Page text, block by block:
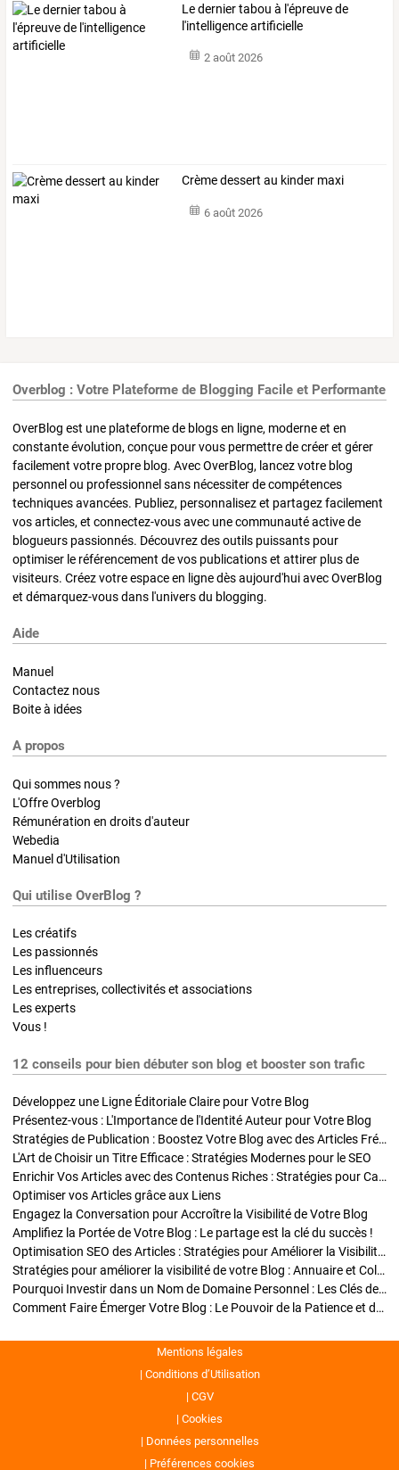
Le dernier tabou à l'épreuve de
l'intelligence artificielle
2 août 2026
Crème dessert au kinder maxi
6 août 2026
Overblog : Votre Plateforme de Blogging Facile et Performante
OverBlog est une plateforme de blogs en ligne, moderne et en
constante évolution, conçue pour vous permettre de créer et gérer
facilement votre propre blog. Avec OverBlog, lancez votre blog
personnel ou professionnel sans nécessiter de compétences
techniques avancées. Publiez, personnalisez et partagez facilement
vos articles, et connectez-vous avec une communauté active de
blogueurs passionnés. Découvrez des outils puissants pour
optimiser le référencement de vos publications et attirer plus de
visiteurs. Créez votre espace en ligne dès aujourd'hui avec OverBlog
et démarquez-vous dans l'univers du blogging.
Aide
Manuel
Contactez nous
Boite à idées
A propos
Qui sommes nous ?
L'Offre Overblog
Rémunération en droits d'auteur
Webedia
Manuel d'Utilisation
Qui utilise OverBlog ?
Les créatifs
Les passionnés
Les influenceurs
Les entreprises, collectivités et associations
Les experts
Vous !
12 conseils pour bien débuter son blog et booster son trafic
Développez une Ligne Éditoriale Claire pour Votre Blog
Présentez-vous : L'Importance de l'Identité Auteur pour Votre Blog
Stratégies de Publication : Boostez Votre Blog avec des Articles Fréquents et Exclusifs
L'Art de Choisir un Titre Efficace : Stratégies Modernes pour le SEO
Enrichir Vos Articles avec des Contenus Riches : Stratégies pour Captiver et Optimiser
Optimiser vos Articles grâce aux Liens
Engagez la Conversation pour Accroître la Visibilité de Votre Blog
Amplifiez la Portée de Votre Blog : Le partage est la clé du succès !
Optimisation SEO des Articles : Stratégies pour Améliorer la Visibilité de Votre Blog
Stratégies pour améliorer la visibilité de votre Blog : Annuaire et Collaborations
Pourquoi Investir dans un Nom de Domaine Personnel : Les Clés de la Réussite de Votre Blog
Comment Faire Émerger Votre Blog : Le Pouvoir de la Patience et de la Persévérance
Mentions légales
Conditions d’Utilisation
CGV
Cookies
Données personnelles
Préférences cookies